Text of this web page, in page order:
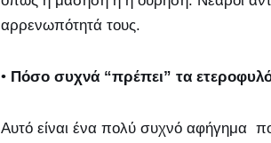
αρρενωπότητά τους.
• Πόσο συχνά “πρέπει” τα
Αυτό είναι ένα πολύ συχνό αφήγημα